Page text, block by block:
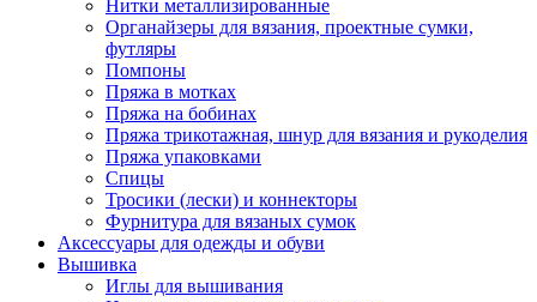
Нитки металлизированные
Органайзеры для вязания, проектные сумки,
футляры
Помпоны
Пряжа в мотках
Пряжа на бобинах
Пряжа трикотажная, шнур для вязания и рукоделия
Пряжа упаковками
Спицы
Тросики (лески) и коннекторы
Фурнитура для вязаных сумок
Аксессуары для одежды и обуви
Вышивка
Иглы для вышивания